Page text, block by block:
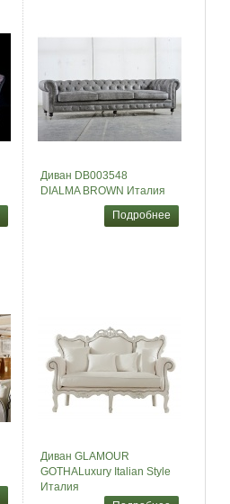
Диван DB003548
DIALMA BROWN Италия
Подробнее
Диван GLAMOUR
GOTHALuxury Italian Style
Италия